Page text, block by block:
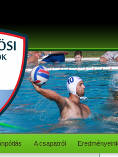
A csapatról Eredményeink